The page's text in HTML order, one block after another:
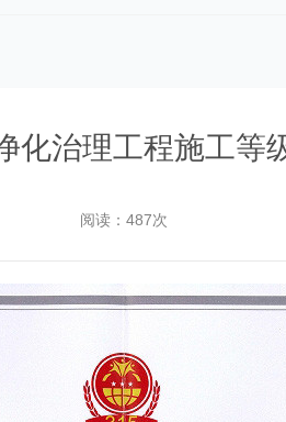
化治理工程施工等
阅读：487次